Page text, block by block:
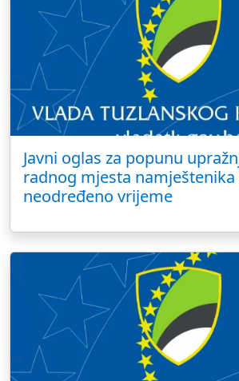
Javni oglas za popunu
radnog mjesta namještenika
neodređeno vrijeme